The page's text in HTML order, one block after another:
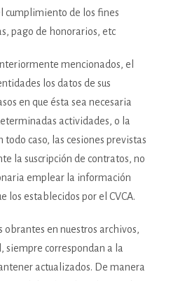
cumplimiento de los fines
pago de honorarios, etc
mencionados, el
los datos de sus
en que ésta sea necesaria
actividades, o la
todo caso, las cesiones previstas
la suscripción de contratos, no
emplear la información
los establecidos por el CVCA.
obrantes en nuestros archivos,
siempre correspondan a la
actualizados. De manera